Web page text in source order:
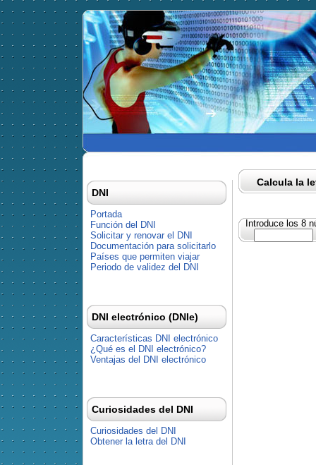
Calcula la
Introduce los 8
DNI
Portada
Función del DNI
Solicitar y renovar el DNI
Documentación para solicitarlo
Países que permiten viajar
Periodo de validez del DNI
DNI electrónico (DNIe)
Características DNI electrónico
¿Qué es el DNI electrónico?
Ventajas del DNI electrónico
Curiosidades del DNI
Curiosidades del DNI
Obtener la letra del DNI